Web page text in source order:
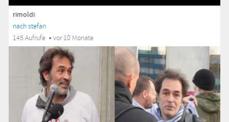
rimoldi
nach stefan
145 Aufrufe
vor 10 Monate